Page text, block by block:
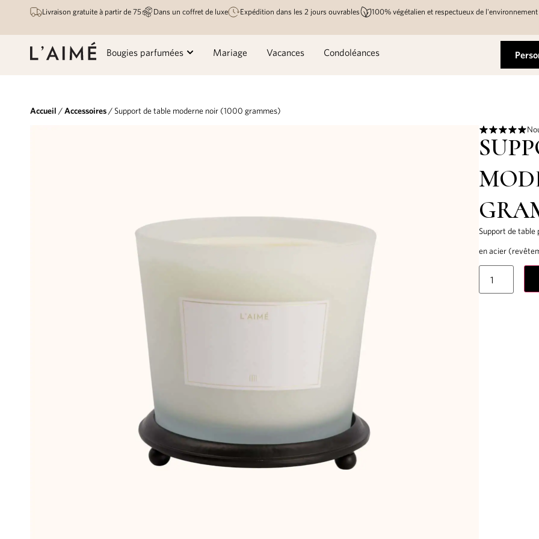
Livraison gratuite à partir de 75 Dans un coffret de luxe Expédition dans les 2 jours ouvrables 100% végétalien et respectueux de l'environnement
Bougies parfumées Mariage Vacances Condoléances
Accueil /Accessoires / Support de table moderne noir (1000 grammes)
Support de table
en acier